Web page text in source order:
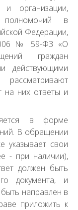
и организации,
в
Федерации,
№ 59-ФЗ «О
граждан
действующими
на них ответы и
в форме
В обращении
указывает свои
- при наличии),
должен быть
документа, и
направлен в
приложить к